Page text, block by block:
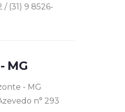
/ (31) 9 8526-
MG
- MG
n° 293